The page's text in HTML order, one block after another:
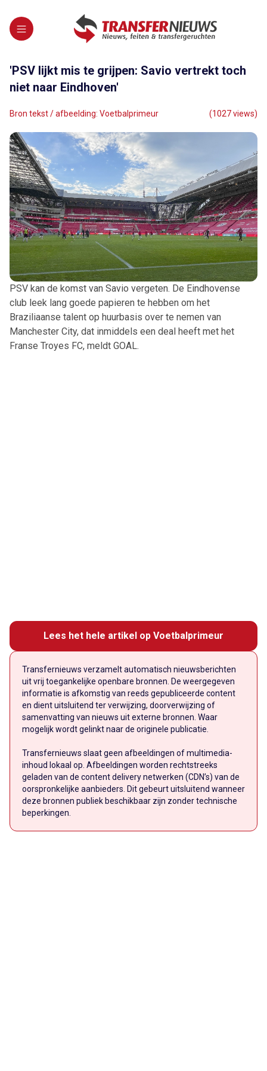
'PSV lijkt mis te grijpen: Savio vertrekt toch
niet naar Eindhoven'
Bron tekst / afbeelding: Voetbalprimeur (1027 views)
PSV kan de komst van Savio vergeten. De Eindhovense
club leek lang goede papieren te hebben om het
Braziliaanse talent op huurbasis over te nemen van
Manchester City, dat inmiddels een deal heeft met het
Franse Troyes FC, meldt GOAL.
Lees het hele artikel op Voetbalprimeur
Transfernieuws verzamelt automatisch nieuwsberichten
uit vrij toegankelijke openbare bronnen. De weergegeven
informatie is afkomstig van reeds gepubliceerde content
en dient uitsluitend ter verwijzing, doorverwijzing of
samenvatting van nieuws uit externe bronnen. Waar
mogelijk wordt gelinkt naar de originele publicatie.
Transfernieuws slaat geen afbeeldingen of multimedia-
inhoud lokaal op. Afbeeldingen worden rechtstreeks
geladen van de content delivery netwerken (CDN’s) van de
oorspronkelijke aanbieders. Dit gebeurt uitsluitend wanneer
deze bronnen publiek beschikbaar zijn zonder technische
beperkingen.